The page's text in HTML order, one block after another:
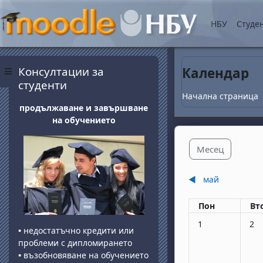
Прескочи на
Страничен панел
НБУ
Календар
Начална страница
Месец
◀︎ май
Понеделник
Пон
Няма събития,
1 2
Блокове
Консултации за
студенти
продължаване и завършване
на обучението
• недостатъчно кредити или
проблеми с дипломирането
• възобновяване на обучението